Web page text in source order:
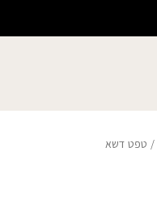
/ טפט דשא